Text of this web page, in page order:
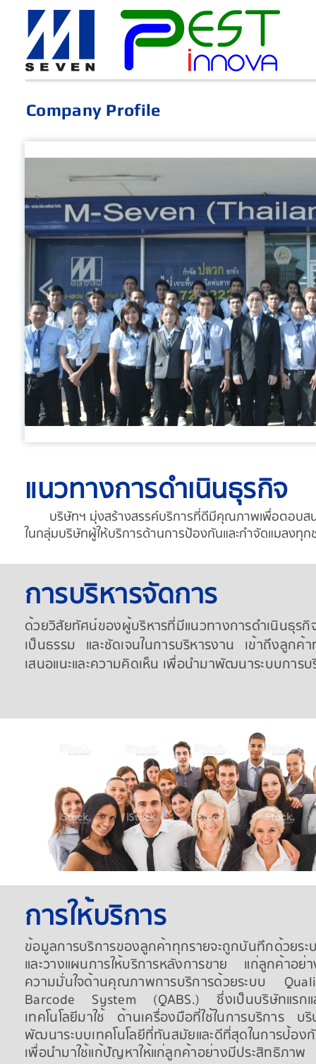
Company Profile
แนวทางการดำเนินธุรกิจ
บริษัทฯ มุ่งสร้างสรรค์บริการที่ดีมีคุณภาพเพื่อตอบส
ในกลุ่มบริษัทผู้ให้บริการด้านการป้องกันและกำจัดแมลงทุก
การบริหารจัดการ
ด้วยวิสัยทัศน์ของผู้บริหารที่มีแนวทางการดำเนินธุร
เป็นธรรม และชัดเจนในการบริหารงาน เข้าถึงลูก
เสนอแนะและความคิดเห็น เพื่อนำมาพัฒนาระบบการ
การให้บริการ
ข้อมูลการบริการของลูกค้าทุกรายจะถูกบันทึกด้วยร
และวางแผนการให้บริการหลังการขาย แก่ลูกค้าอ
ความมั่นใจด้านคุณภาพการบริการด้วยระบบ
Barcode System (QABS.) ซึ่งเป็นบริษัทแรกแ
เทคโนโลยีมาใช้ ด้านเครื่องมือที่ใช้ในการบริการ
พัฒนาระบบเทคโนโลยีที่ทันสมัยและดีที่สุดในการป้อง
เพื่อนำมาใช้แก้ปัญหาให้แก่ลูกค้าอย่างมีประสิทธิภาพ